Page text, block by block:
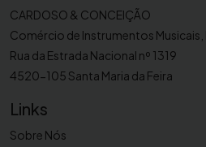
a
r
a
c
a
r
CARDOSO & CONCEIÇÃO
Comércio de Instrumentos Musicais,
Rua da Estrada Nacional nº 1319
4520-105 Santa Maria da Feira
Links
Sobre Nós